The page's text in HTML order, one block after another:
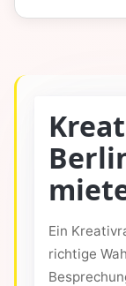
Ein
richtige